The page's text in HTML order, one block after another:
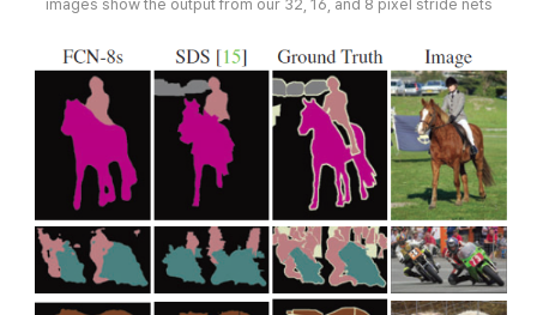
images show the output from our 32, 16, and 8 pixel stride nets